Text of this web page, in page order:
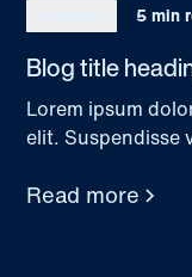
5 min
Blog title
Lorem ipsum
elit. Suspendisse
Read more